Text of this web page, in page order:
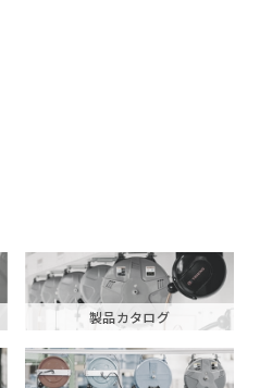
製品カタログ